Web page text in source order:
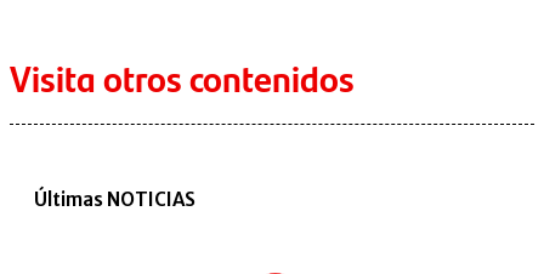
Visita otros contenidos
Últimas NOTICIAS